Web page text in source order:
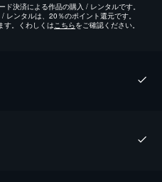
決済による作品の購入 / レンタルです。
ンタルは、20％のポイント還元です。
す。くわしくは こちらをご確認ください。